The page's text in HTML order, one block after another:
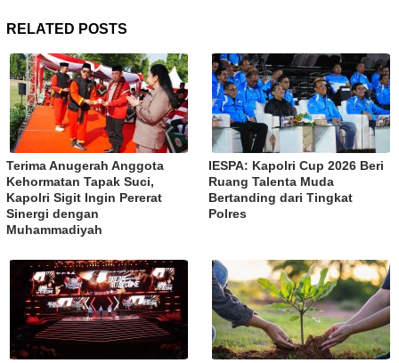
RELATED POSTS
Terima Anugerah Anggota
Kehormatan Tapak Suci,
Kapolri Sigit Ingin Pererat
Sinergi dengan
Muhammadiyah
IESPA: Kapolri Cup 2026 Beri
Ruang Talenta Muda
Bertanding dari Tingkat
Polres